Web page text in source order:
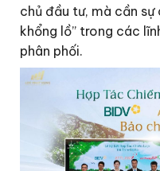
chủ đầu tư, mà cần sự
khổng lồ” trong các
phân phối.